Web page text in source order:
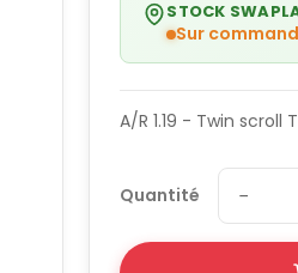
STOCK
Sur
A/R 1.19 - Twin scroll
Quantité −